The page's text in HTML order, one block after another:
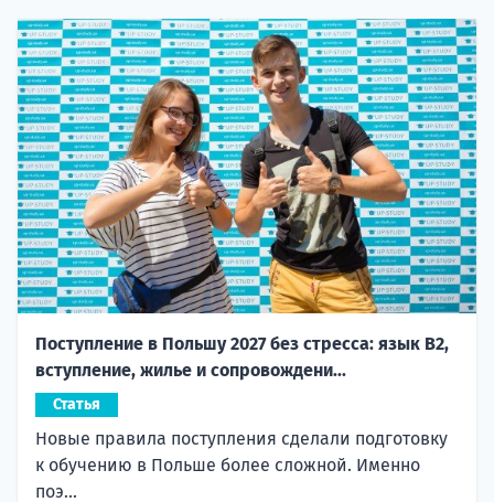
Поступление в Польшу 2027 без стресса: язык B2,
вступление, жилье и сопровождени...
Статья
Новые правила поступления сделали подготовку
к обучению в Польше более сложной. Именно
поэ...